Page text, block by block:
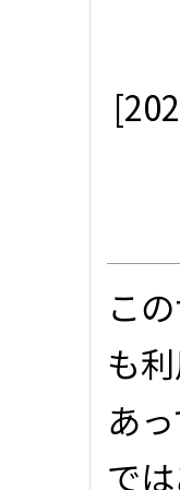
こ
も
あ
で